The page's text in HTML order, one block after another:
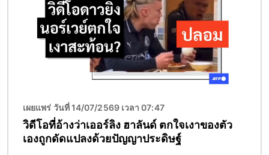
เผยแพร่ วันที่ 14/07/2569 เวลา 07:47
วิดีโอที่อ้างว่าเออร์ลิง ฮาลันด์ ตกใจเงาของตัว
เองถูกดัดแปลงด้วยปัญญาประดิษฐ์